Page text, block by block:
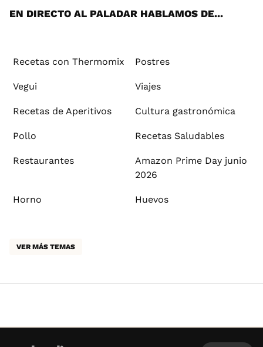
EN DIRECTO AL PALADAR HABLAMOS DE...
Recetas con Thermomix Postres
Vegui Viajes
Recetas de Aperitivos Cultura gastronómica
Pollo Recetas Saludables
Restaurantes
Amazon Prime Day junio
2026
Horno Huevos
VER MÁS TEMAS